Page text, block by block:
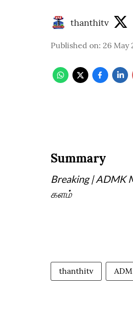
thanthitv
Published on: 26 May
Summary
Breaking | ADMK
களம்
thanthitv